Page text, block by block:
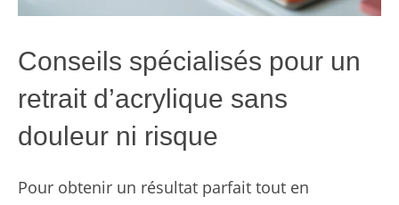
Conseils spécialisés pour un
retrait d’acrylique sans
douleur ni risque
Pour obtenir un résultat parfait tout en